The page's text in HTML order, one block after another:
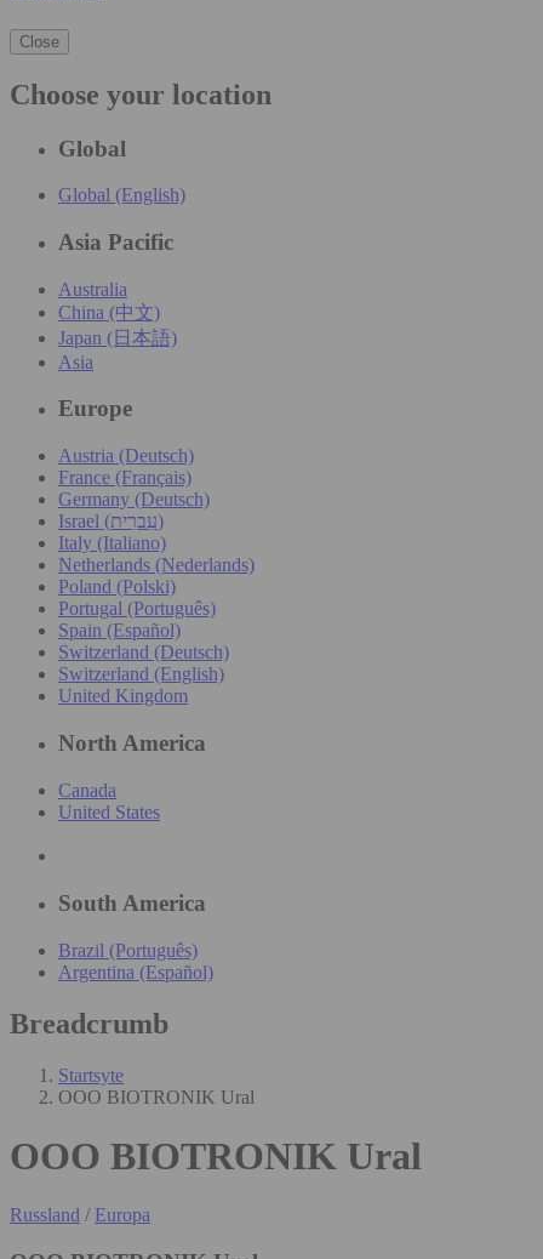
Close
Choose your location
Global
Global (English)
Asia Pacific
Australia
China (中文)
Japan (日本語)
Asia
Europe
Austria (Deutsch)
France (Français)
Germany (Deutsch)
Israel (עִברִית)
Italy (Italiano)
Netherlands (Nederlands)
Poland (Polski)
Portugal (Português)
Spain (Español)
Switzerland (Deutsch)
Switzerland (English)
United Kingdom
North America
Canada
United States
South America
Brazil (Português)
Argentina (Español)
Breadcrumb
Startsyte
OOO BIOTRONIK Ural
OOO BIOTRONIK Ural
Russland / Europa